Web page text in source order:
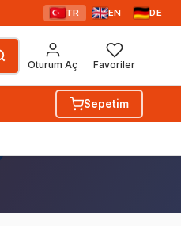
TR EN DE
Oturum Aç Favoriler
Sepetim